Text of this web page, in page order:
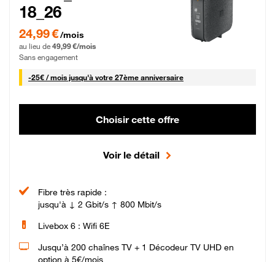
18_26
24,99 € par mois pendant 0 mois puis 49,99 € par mois, Sans engagement
24,99 €/mois
au lieu de 49,99 €/mois
Sans engagement
-25€ / mois25 € par mois
jusqu'à votre 27ème anniversaire
Choisir cette offre
Voir le détail
Fibre très rapide :
jusqu'à ↓ 2 Gbit/s ↑ 800 Mbit/s
Livebox 6 : Wifi 6E
Jusqu’à 200 chaînes TV + 1 Décodeur TV UHD en
option à 5€/mois